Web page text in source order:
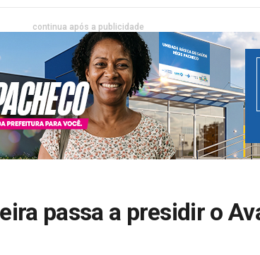
continua após a publicidade
passa a presidir o